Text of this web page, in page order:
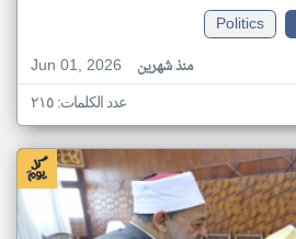
Politics
Jun 01, 2026
منذ شهرين
عدد الكلمات: ٢١٥